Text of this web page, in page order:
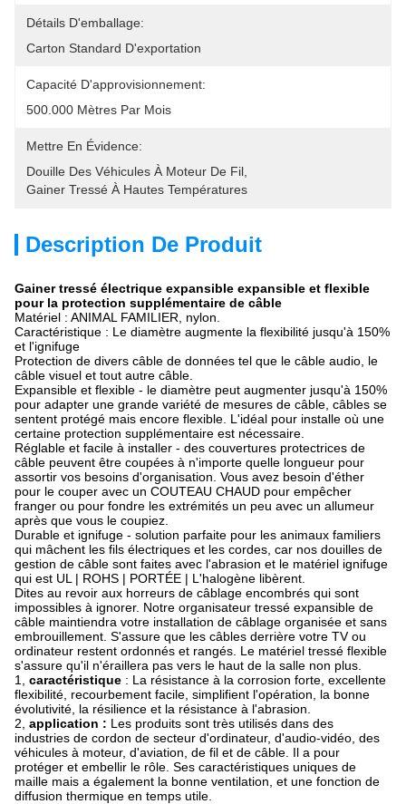
Détails D'emballage:
Carton Standard D'exportation
Capacité D'approvisionnement:
500.000 Mètres Par Mois
Mettre En Évidence:
Douille Des Véhicules À Moteur De Fil
Gainer Tressé À Hautes Températures
Description De Produit
Gainer tressé électrique expansible expansible et flexible
pour la protection supplémentaire de câble
Matériel : ANIMAL FAMILIER, nylon.
Caractéristique : Le diamètre augmente la flexibilité jusqu'à 150%
et l'ignifuge
Protection de divers câble de données tel que le câble audio, le
câble visuel et tout autre câble.
Expansible et flexible - le diamètre peut augmenter jusqu'à 150%
pour adapter une grande variété de mesures de câble, câbles se
sentent protégé mais encore flexible. L'idéal pour installe où une
certaine protection supplémentaire est nécessaire.
Réglable et facile à installer - des couvertures protectrices de
câble peuvent être coupées à n'importe quelle longueur pour
assortir vos besoins d'organisation. Vous avez besoin d'éther
pour le couper avec un COUTEAU CHAUD pour empêcher
franger ou pour fondre les extrémités un peu avec un allumeur
après que vous le coupiez.
Durable et ignifuge - solution parfaite pour les animaux familiers
qui mâchent les fils électriques et les cordes, car nos douilles de
gestion de câble sont faites avec l'abrasion et le matériel ignifuge
qui est UL | ROHS | PORTÉE | L'halogène libèrent.
Dites au revoir aux horreurs de câblage encombrés qui sont
impossibles à ignorer. Notre organisateur tressé expansible de
câble maintiendra votre installation de câblage organisée et sans
embrouillement. S'assure que les câbles derrière votre TV ou
ordinateur restent ordonnés et rangés. Le matériel tressé flexible
s'assure qu'il n'éraillera pas vers le haut de la salle non plus.
1, caractéristique : La résistance à la corrosion forte, excellente
flexibilité, recourbement facile, simplifient l'opération, la bonne
évolutivité, la résilience et la résistance à l'abrasion.
2, application : Les produits sont très utilisés dans des
industries de cordon de secteur d'ordinateur, d'audio-vidéo, des
véhicules à moteur, d'aviation, de fil et de câble. Il a pour
protéger et embellir le rôle. Ses caractéristiques uniques de
maille mais a également la bonne ventilation, et une fonction de
diffusion thermique en temps utile.